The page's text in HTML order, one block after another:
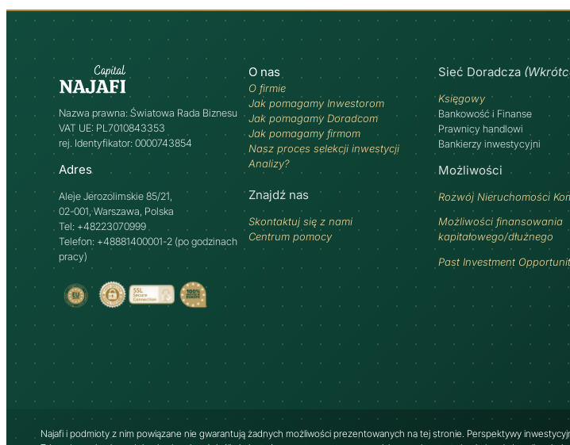
Nazwa prawna: Światowa Rada Biznesu
VAT UE: PL7010843353
rej. Identyfikator: 0000743854
Adres
Aleje Jerozolimskie 85/21,
02-001, Warszawa, Polska
Tel: +48223070999
Telefon: +48881400001-2 (po godzinach
pracy)
O nas
O firmie
Jak pomagamy Inwestorom
Jak pomagamy Doradcom
Jak pomagamy firmom
Nasz proces selekcji inwestycji
Analizy?
Znajdź nas
Skontaktuj się z nami
Centrum pomocy
Sieć Doradcza
Księgowy
Bankowość i Finanse
Prawnicy handlowi
Bankierzy inwestycyjni
Możliwości
Rozwój Nieruchomości
Możliwości finansowania
kapitałowego/dłużnego
Past Investment
Najafi i podmioty z nim powiązane nie gwarantują żadnych możliwości prezentowanych na tej stronie. Perspektywy